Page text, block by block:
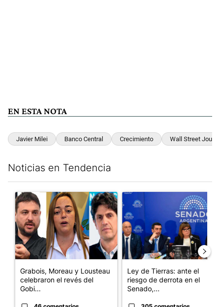
EN ESTA NOTA
Javier Milei Banco Central Crecimiento Wall Street
Noticias en Tendencia
Un artículo de tendencia con el título "Grabois, Moreau y
Grabois, Moreau y Lousteau
celebraron el revés del
Gobi...
Un artículo de tendencia con
Ley de Tierras: ante el
riesgo de derrota en el
Senado,...